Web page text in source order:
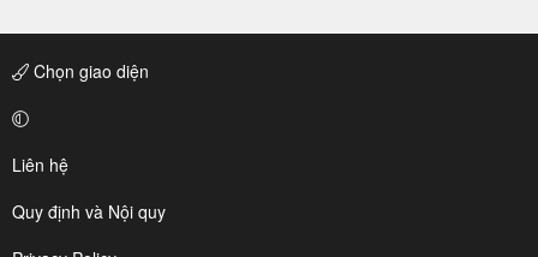
Chọn giao diện
Liên hệ
Quy định và Nội quy